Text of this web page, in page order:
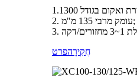
2. עומק מרבי 135 מ"מ;
דקה
חֲקִירָהפרט